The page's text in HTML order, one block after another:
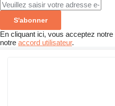
S'abonner
En cliquant ici, vous acceptez notre
notre accord utilisateur.